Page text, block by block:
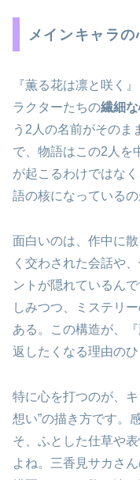
メインキャラ
『薫る花は凛と咲く
ラクターたちの繊細
う2人の名前がそのま
で、物語はこの2人を
が起こるわけではな
語の核になっているの
面白いのは、作中に
く交わされた会話や
ントが隠れているん
しみつつ、ミステリ
ある。この構造が、
返したくなる理由のひ
特に心を打つのが、
想い”の描き方です。
そ、ふとした仕草や
よね。三香見サカさ